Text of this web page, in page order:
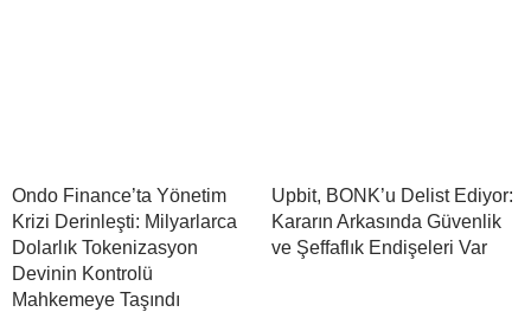
Ondo Finance’ta Yönetim
Krizi Derinleşti: Milyarlarca
Dolarlık Tokenizasyon
Devinin Kontrolü
Mahkemeye Taşındı
Upbit, BONK’u Delist Ediyor:
Kararın Arkasında Güvenlik
ve Şeffaflık Endişeleri Var